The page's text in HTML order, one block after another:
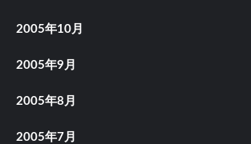
2005年10月
2005年9月
2005年8月
2005年7月